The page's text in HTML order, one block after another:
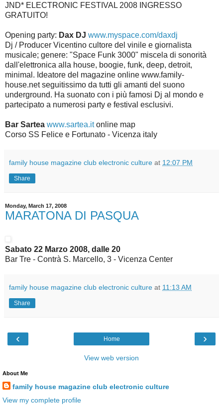
JND* ELECTRONIC FESTIVAL 2008 INGRESSO
GRATUITO!
Opening party: Dax DJ www.myspace.com/daxdj
Dj / Producer Vicentino cultore del vinile e giornalista
musicale; genere: "Space Funk 3000" miscela di sonorità
dall'elettronica alla house, boogie, funk, deep, detroit,
minimal. Ideatore del magazine online www.family-
house.net seguitissimo da tutti gli amanti del suono
underground. Ha suonato con i più famosi Dj al mondo e
partecipato a numerosi party e festival esclusivi.
Bar Sartea www.sartea.itonline map
Corso SS Felice e Fortunato - Vicenza italy
family house magazine club electronic culture at 12:07 PM
Share
Monday, March 17, 2008
MARATONA DI PASQUA
Sabato 22 Marzo 2008, dalle 20
Bar Tre - Contrà S. Marcello, 3 - Vicenza Center
family house magazine club electronic culture at 11:13 AM
Share
‹ ›
Home
View web version
About Me
family house magazine club electronic culture
View my complete profile